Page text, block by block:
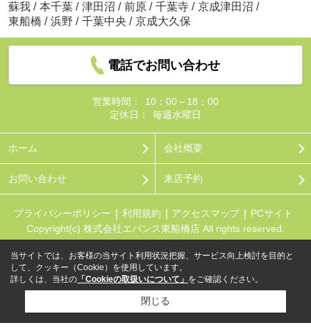
蘇我 / 本千葉 / 津田沼 / 前原 / 千葉寺 / 京成津田沼 /
東船橋 / 浜野 / 千葉中央 / 京成大久保
電話でお問い合わせ
営業時間：
10：00～18：00
定休日：
毎週水曜日
ホーム 会社概要
お問い合わせ 来店予約
プライバシーポリシー 利用規約 アクセスマップ
PCサイト
Copyright(c) 株式会社エバンス東船橋店 All rights reserved.
当サイトでは、お客様の当サイト利用状況把握、サービス向上検討を目的と
して、クッキー（Cookie）を使用しています。
詳しくは、当社の 「Cookieの取扱いについて」 をご確認ください。
閉じる